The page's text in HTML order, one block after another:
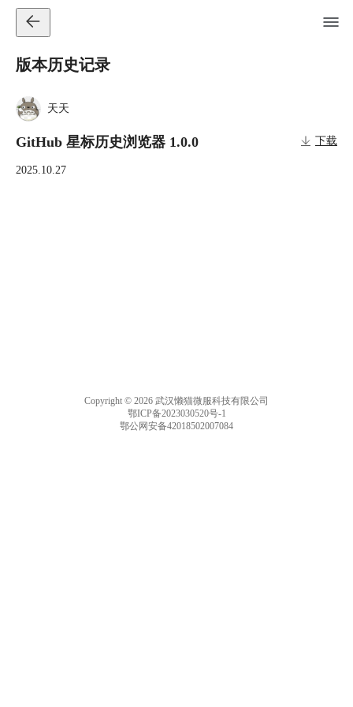
版本历史记录
天天
GitHub 星标历史浏览器 1.0.0 下载
2025.10.27
Copyright © 2026 武汉懒猫微服科技有限公司
鄂ICP备2023030520号-1
鄂公网安备42018502007084